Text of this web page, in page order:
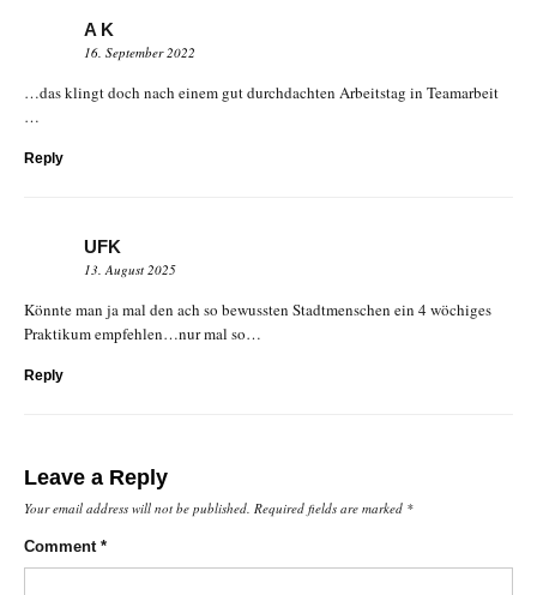
A K
16. September 2022
…das klingt doch nach einem gut durchdachten Arbeitstag in Teamarbeit
…
Reply
UFK
13. August 2025
Könnte man ja mal den ach so bewussten Stadtmenschen ein 4 wöchiges
Praktikum empfehlen…nur mal so…
Reply
Leave a Reply
Your email address will not be published. Required fields are marked *
Comment *